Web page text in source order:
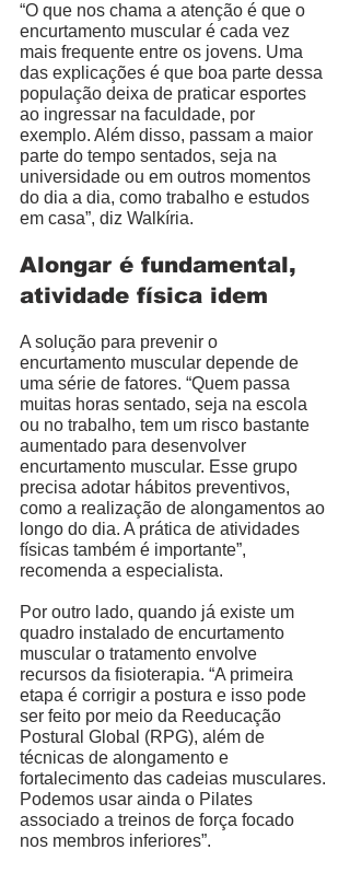
“O que nos chama a atenção é que o
encurtamento muscular é cada vez
mais frequente entre os jovens. Uma
das explicações é que boa parte dessa
população deixa de praticar esportes
ao ingressar na faculdade, por
exemplo. Além disso, passam a maior
parte do tempo sentados, seja na
universidade ou em outros momentos
do dia a dia, como trabalho e estudos
em casa”, diz Walkíria.
Alongar é fundamental,
atividade física idem
A solução para prevenir o
encurtamento muscular depende de
uma série de fatores. “Quem passa
muitas horas sentado, seja na escola
ou no trabalho, tem um risco bastante
aumentado para desenvolver
encurtamento muscular. Esse grupo
precisa adotar hábitos preventivos,
como a realização de alongamentos ao
longo do dia. A prática de atividades
físicas também é importante”,
recomenda a especialista.
Por outro lado, quando já existe um
quadro instalado de encurtamento
muscular o tratamento envolve
recursos da fisioterapia. “A primeira
etapa é corrigir a postura e isso pode
ser feito por meio da Reeducação
Postural Global (RPG), além de
técnicas de alongamento e
fortalecimento das cadeias musculares.
Podemos usar ainda o Pilates
associado a treinos de força focado
nos membros inferiores”.